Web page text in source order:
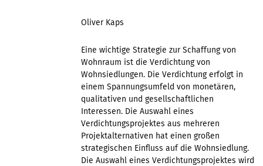
Oliver Kaps
Eine wichtige Strategie zur Schaffung von
Wohnraum ist die Verdichtung von
Wohnsiedlungen. Die Verdichtung erfolgt in
einem Spannungsumfeld von monetären,
qualitativen und gesellschaftlichen
Interessen. Die Auswahl eines
Verdichtungsprojektes aus mehreren
Projektalternativen hat einen großen
strategischen Einfluss auf die Wohnsiedlung.
Die Auswahl eines Verdichtungsprojektes wird